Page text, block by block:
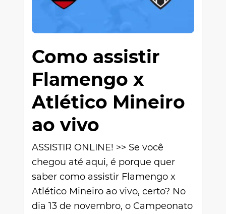
Como assistir
Flamengo x
Atlético Mineiro
ao vivo
ASSISTIR ONLINE! >> Se você
chegou até aqui, é porque quer
saber como assistir Flamengo x
Atlético Mineiro ao vivo, certo? No
dia 13 de novembro, o Campeonato